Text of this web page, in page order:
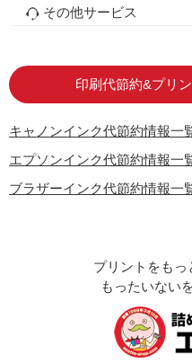
初心者用セット
キャノンインク
エプソンインク
ブラザーインク
詰め替えインク
互換インクボトル
互換インクカートリッジ
再生インクカートリッジ
トナーカートリッジ
その他サービス
印刷代節約&プリ
キャノンインク代節約情報一
エプソンインク代節約情報一
ブラザーインク代節約情報一
プリントをもっ
もったいない